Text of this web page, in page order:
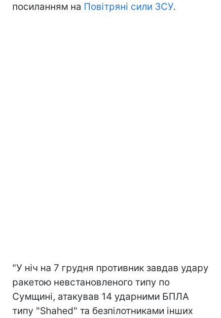
посиланням на Повітряні сили ЗСУ.
"У ніч на 7 грудня противник завдав удару
ракетою невстановленого типу по
Сумщині, атакував 14 ударними БПЛА
типу "Shahed" та безпілотниками інших